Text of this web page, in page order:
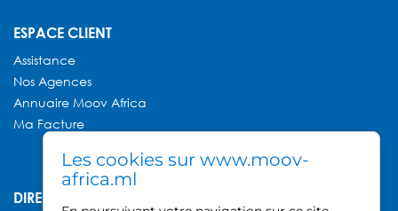
ESPACE CLIENT
Assistance
Nos Agences
Annuaire Moov Africa
Ma Facture
DIRECTION GÉNÉRALE MOOV AFRICA
Les cookies sur www.moov-
africa.ml